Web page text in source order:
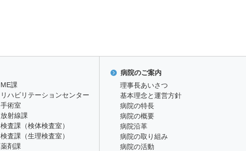
ME課
リハビリテーションセンター
手術室
放射線課
検査課（検体検査室）
検査課（生理検査室）
薬剤課
病院のご案内
理事長あいさつ
基本理念と運営方針
病院の特長
病院の概要
病院沿革
病院の取り組み
病院の活動